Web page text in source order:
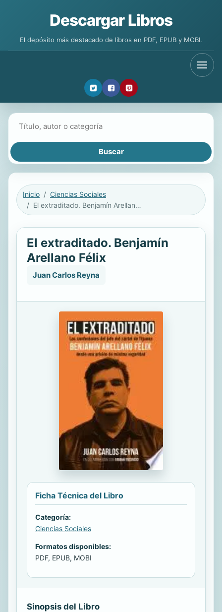
Descargar Libros
El depósito más destacado de libros en PDF, EPUB y MOBI.
Inicio
Ciencias Sociales
El extraditado. Benjamín Arellano Félix
El extraditado. Benjamín
Arellano Félix
Juan Carlos Reyna
Ficha Técnica del Libro
Categoría:
Ciencias Sociales
Formatos disponibles:
PDF, EPUB, MOBI
Sinopsis del Libro